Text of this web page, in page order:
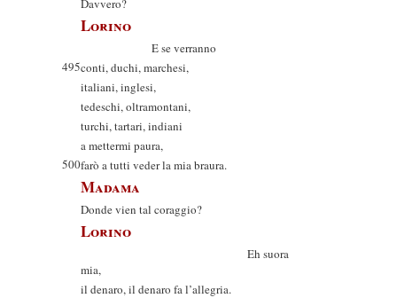
Davvero?
Lorino
E se verranno
495conti, duchi, marchesi,
italiani, inglesi,
tedeschi, oltramontani,
turchi, tartari, indiani
a mettermi paura,
500farò a tutti veder la mia braura.
Madama
Donde vien tal coraggio?
Lorino
Eh suora
mia,
il denaro, il denaro fa l’allegria.